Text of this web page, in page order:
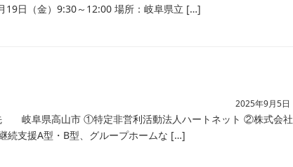
日（金）9:30～12:00 場所：岐阜県立 […]
2025年9月5日
阜県高山市 ①特定非営利活動法人ハートネット ②株式会社
支援A型・B型、グループホームな […]